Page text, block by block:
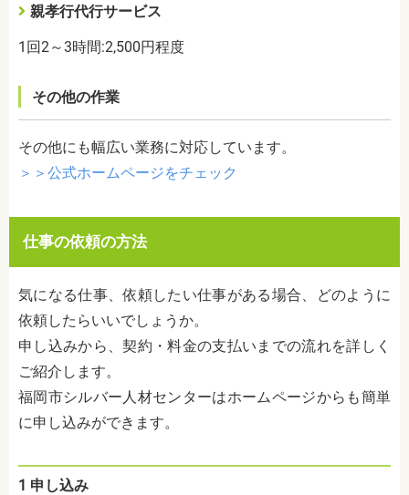
親孝行代行サービス
1 回2～3時間:2,500円程度
その他の作業
その他にも幅広い業務に対応しています。
＞＞公式ホームページをチェック
仕事の依頼の方法
気になる仕事、依頼したい仕事がある場合、どのように
依頼したらいいでしょうか。
申し込みから、契約・料金の支払いまでの流れを詳しく
ご紹介します。
福岡市シルバー人材センターはホームページからも簡単
に申し込みができます。
1 申し込み